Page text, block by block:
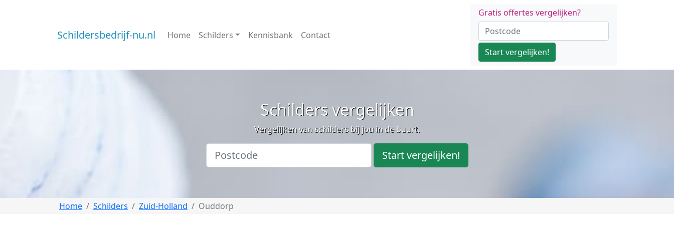
Schildersbedrijf-nu.nl Home Schilders Kennisbank Contact
Gratis offertes vergelijken?
Start vergelijken!
Schilders vergelijken
Vergelijken van schilders bij jou in de buurt.
Start vergelijken!
Home Schilders Zuid-Holland Ouddorp